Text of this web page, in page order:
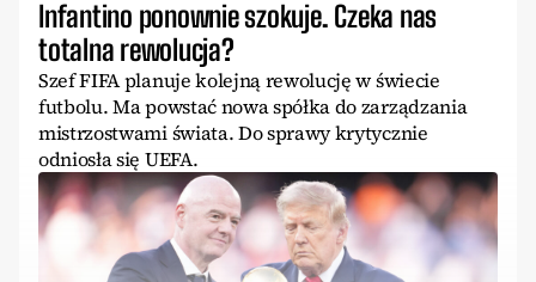
Infantino ponownie szokuje. Czeka nas
totalna rewolucja?
Szef FIFA planuje kolejną rewolucję w świecie
futbolu. Ma powstać nowa spółka do zarządzania
mistrzostwami świata. Do sprawy krytycznie
odniosła się UEFA.